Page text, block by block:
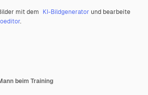
mit dem KI-Bildgenerator und bearbeite
.
beim Training